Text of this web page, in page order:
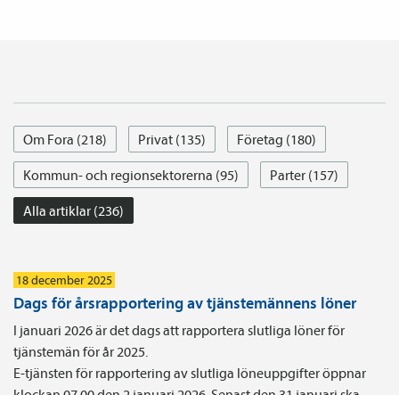
Om Fora (218) Privat (135)
Företag (180)
Kommun- och regionsektorerna (95)
Parter (157)
Alla artiklar (236)
18 december 2025
Dags för årsrapportering av tjänstemännens löner
I januari 2026 är det dags att rapportera slutliga löner för
tjänstemän för år 2025.
E-tjänsten för rapportering av slutliga löneuppgifter öppnar